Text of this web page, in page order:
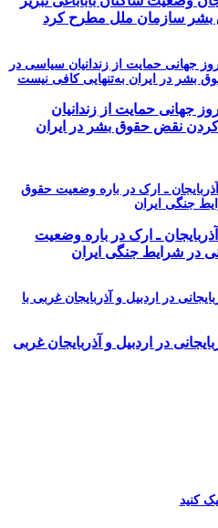
سازمان ملل مطرح کرد
جهانی حمایت از زندانیان
نقض حقوق بشر در ایران
ـ ارک در باره وضعیت
در شرایط جنگی ایران
در اردبیل و آذربایجان غربی
کنید